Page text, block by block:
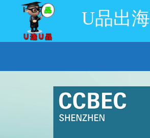
U品出海